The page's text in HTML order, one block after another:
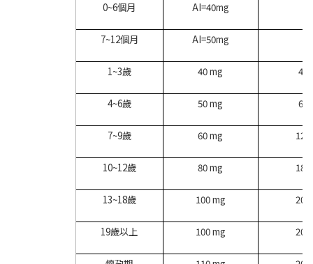
0~6個月 AI=40mg
7~12個月 AI=50mg
1~3歲 40 mg 400
4~6歲 50 mg 650
7~9歲 60 mg
10~12歲 80 mg
13~18歲 100 mg
19歲以上 100 mg